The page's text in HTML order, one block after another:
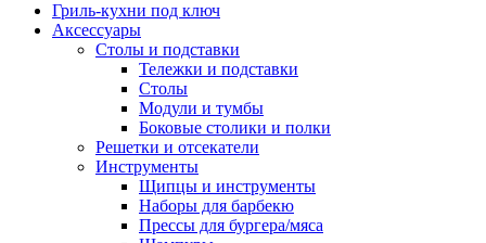
Гриль-кухни под ключ
Аксессуары
Столы и подставки
Тележки и подставки
Столы
Модули и тумбы
Боковые столики и полки
Решетки и отсекатели
Инструменты
Щипцы и инструменты
Наборы для барбекю
Прессы для бургера/мяса